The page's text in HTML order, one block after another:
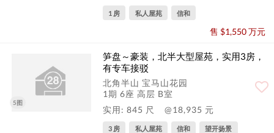
1 房 私人屋苑 信和
售 $1,550 万元
5图
笋盘～豪装，北半大型屋苑，实用3房，
有专车接驳
北角半山 宝马山花园
1期 6座 高层 B室
实用: 845 尺
@18,935 元
3 房 私人屋苑 信和 望开扬景